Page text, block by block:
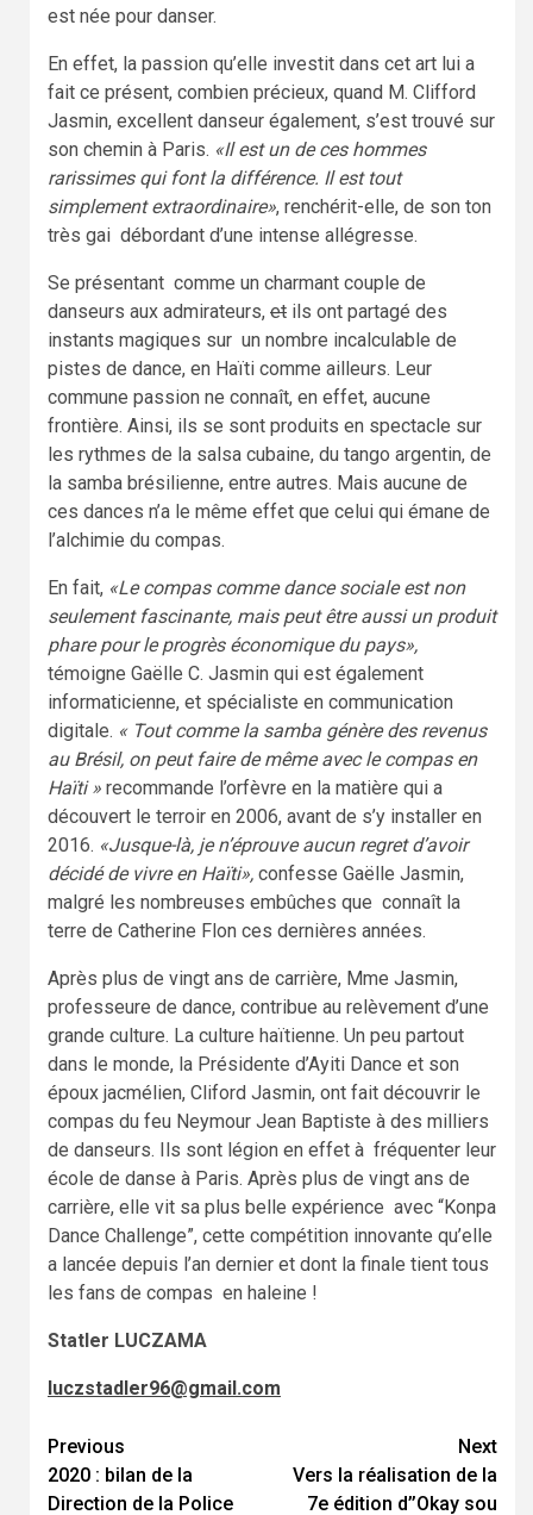
est née pour danser.
En effet, la passion qu’elle investit dans cet art lui a
fait ce présent, combien précieux, quand M. Clifford
Jasmin, excellent danseur également, s’est trouvé sur
son chemin à Paris. «Il est un de ces hommes
rarissimes qui font la différence. Il est tout
simplement extraordinaire», renchérit-elle, de son ton
très gai débordant d’une intense allégresse.
Se présentant comme un charmant couple de
danseurs aux admirateurs, et ils ont partagé des
instants magiques sur un nombre incalculable de
pistes de dance, en Haïti comme ailleurs. Leur
commune passion ne connaît, en effet, aucune
frontière. Ainsi, ils se sont produits en spectacle sur
les rythmes de la salsa cubaine, du tango argentin, de
la samba brésilienne, entre autres. Mais aucune de
ces dances n’a le même effet que celui qui émane de
l’alchimie du compas.
En fait, «Le compas comme dance sociale est non
seulement fascinante, mais peut être aussi un produit
phare pour le progrès économique du pays»,
témoigne Gaëlle C. Jasmin qui est également
informaticienne, et spécialiste en communication
digitale. « Tout comme la samba génère des revenus
au Brésil, on peut faire de même avec le compas en
Haïti » recommande l’orfèvre en la matière qui a
découvert le terroir en 2006, avant de s’y installer en
2016. «Jusque-là, je n’éprouve aucun regret d’avoir
décidé de vivre en Haïti», confesse Gaëlle Jasmin,
malgré les nombreuses embûches que connaît la
terre de Catherine Flon ces dernières années.
Après plus de vingt ans de carrière, Mme Jasmin,
professeure de dance, contribue au relèvement d’une
grande culture. La culture haïtienne. Un peu partout
dans le monde, la Présidente d’Ayiti Dance et son
époux jacmélien, Cliford Jasmin, ont fait découvrir le
compas du feu Neymour Jean Baptiste à des milliers
de danseurs. Ils sont légion en effet à fréquenter leur
école de danse à Paris. Après plus de vingt ans de
carrière, elle vit sa plus belle expérience avec “Konpa
Dance Challenge”, cette compétition innovante qu’elle
a lancée depuis l’an dernier et dont la finale tient tous
les fans de compas en haleine !
Statler LUCZAMA
luczstadler96@gmail.com
Continue
Reading
Previous
2020 : bilan de la
Direction de la Police
Next
Vers la réalisation de la
7e édition d’’Okay sou